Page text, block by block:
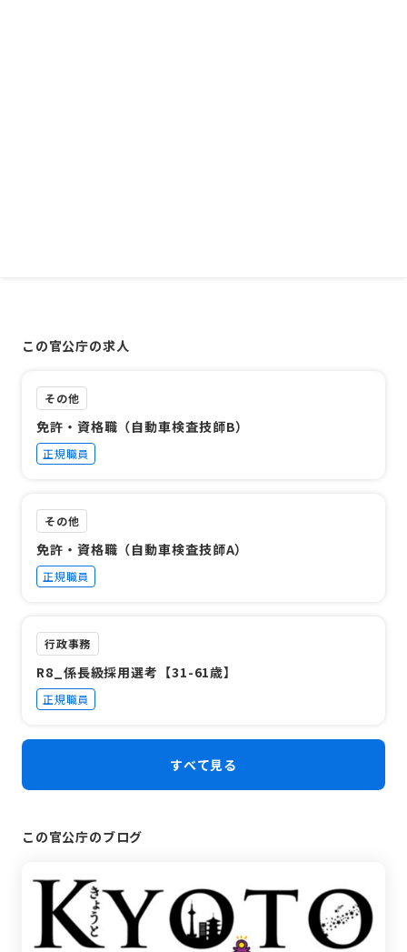
この官公庁の求人
その他
免許・資格職（自動車検査技師B）
正規職員
その他
免許・資格職（自動車検査技師A）
正規職員
行政事務
R8_係長級採用選考【31-61歳】
正規職員
すべて見る
この官公庁のブログ